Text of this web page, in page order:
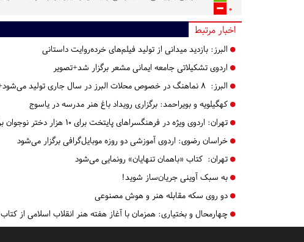
0
اخبار مرتبط
البرز: بازدید میدانی از تولید فیلم‌های خرده‌روایت داستانی
اردوی تشکیلاتی جامعه ایمانی مشعر برگزار شد+تصویر
البرز:
کهگیلویه و بویراحمد: برگزاری رویداد باغ هنر مدرسه در یاسوج
تهران: اردوی ویژه در فرهنگسراهای پایتخت برای ۱۰ هزار دختر نوجوان برگزار می‌شود
خراسان رضوی: اردوی آموزشی دو روزه موبایل‌گرافی برگزار می‌شود
تهران: کتاب «باهمان تنهایان» رونمایی می‌شود
به سبک آوینی جریان‌ساز شوید!
دو روی سکه مقابله هنر و هوش مصنوعی
چهارمحال و بختیاری: همزمان با آغاز هفته هنر انقلاب اسلامی از